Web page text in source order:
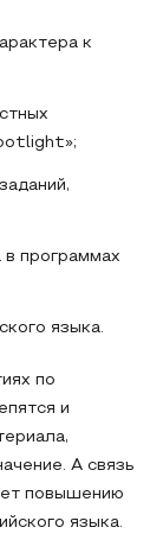
к
программах
языка.
по
и
А связь
повышению
языка.